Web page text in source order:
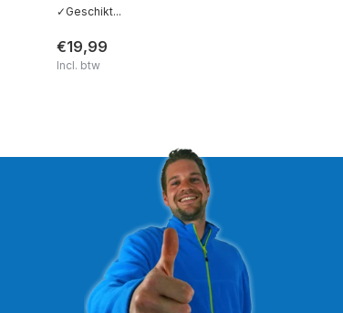
✓Geschikt...
€19,99
Incl. btw